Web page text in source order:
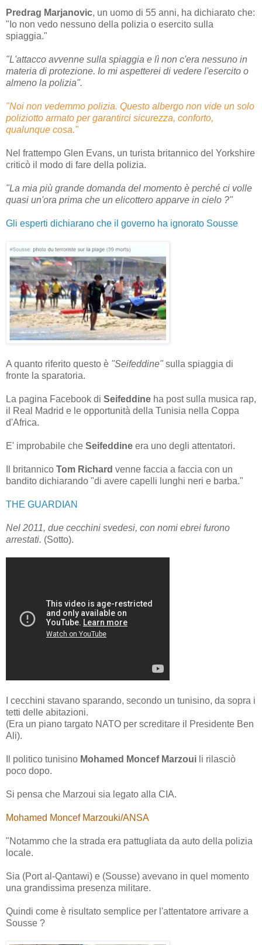
Predrag Marjanovic, un uomo di 55 anni, ha dichiarato che:
"Io non vedo nessuno della polizia o esercito sulla
spiaggia."
"L'attacco avvenne sulla spiaggia e lì non c'era nessuno in
materia di protezione. Io mi aspetterei di vedere l'esercito o
almeno la polizia".
"Noi non vedemmo polizia. Questo albergo non vide un solo
poliziotto armato per garantirci sicurezza, conforto,
qualunque cosa."
Nel frattempo Glen Evans, un turista britannico del Yorkshire
criticò il modo di fare della polizia.
"La mia più grande domanda del momento è perché ci volle
quasi un'ora prima che un elicottero apparve in cielo ?"
Gli esperti dichiarano che il governo ha ignorato Sousse
A quanto riferito questo è "Seifeddine" sulla spiaggia di
fronte la sparatoria.
La pagina Facebook di Seifeddine ha post sulla musica rap,
il Real Madrid e le opportunità della Tunisia nella Coppa
d'Africa.
E' improbabile che Seifeddine era uno degli attentatori.
Il britannico Tom Richard venne faccia a faccia con un
bandito dichiarando "di avere capelli lunghi neri e barba."
THE GUARDIAN
Nel 2011, due cecchini svedesi, con nomi ebrei furono
arrestati. (Sotto).
I cecchini stavano sparando, secondo un tunisino, da sopra i
tetti delle abitazioni.
(Era un piano targato NATO per screditare il Presidente Ben
Ali).
Il politico tunisino Mohamed Moncef Marzoui li rilasciò
poco dopo.
Si pensa che Marzoui sia legato alla CIA.
Mohamed Moncef Marzouki/ANSA
"Notammo che la strada era pattugliata da auto della polizia
locale.
Sia (Port al-Qantawi) e (Sousse) avevano in quel momento
una grandissima presenza militare.
Quindi come è risultato semplice per l'attentatore arrivare a
Sousse ?